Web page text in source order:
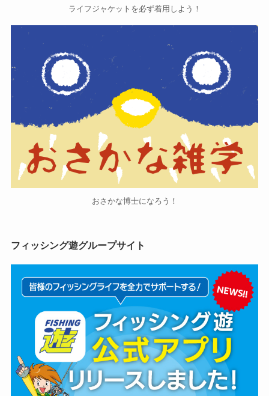
ライフジャケットを必ず着用しよう！
おさかな博士になろう！
フィッシング遊グループサイト